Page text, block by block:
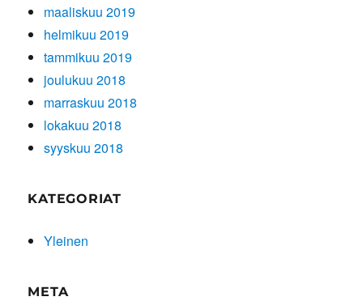
maaliskuu 2019
helmikuu 2019
tammikuu 2019
joulukuu 2018
marraskuu 2018
lokakuu 2018
syyskuu 2018
KATEGORIAT
Yleinen
META